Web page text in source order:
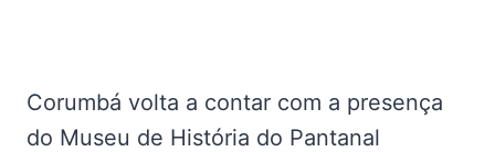
Corumbá volta a contar com a presença
do Museu de História do Pantanal